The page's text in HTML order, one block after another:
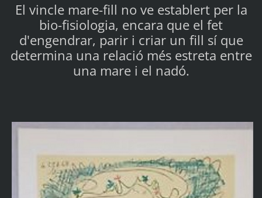
El vincle mare-fill no ve establert per la
bio-fisiologia, encara que el fet
d'engendrar, parir i criar un fill sí que
determina una relació més estreta entre
una mare i el nadó.